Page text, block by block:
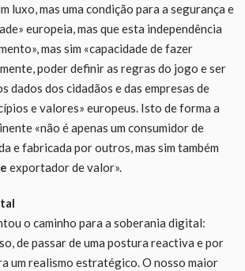
luxo, mas uma condição para a segurança e
europeia, mas que esta independência
mas sim «capacidade de fazer
poder definir as regras do jogo e ser
dados dos cidadãos e das empresas de
e valores» europeus. Isto de forma a
«não é apenas um consumidor de
e fabricada por outros, mas sim também
e exportador de valor».
o caminho para a soberania digital:
de passar de uma postura reactiva e por
um realismo estratégico. O nosso maior